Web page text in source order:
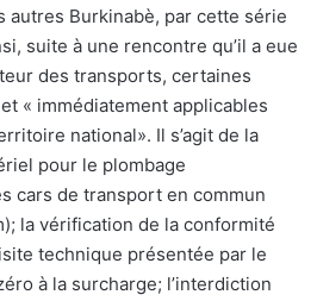
autres Burkinabè, par cette série
suite à une rencontre qu’il a eue
des transports, certaines
« immédiatement applicables
national». Il s’agit de la
pour le plombage
cars de transport en commun
la vérification de la conformité
technique présentée par le
à la surcharge; l’interdiction